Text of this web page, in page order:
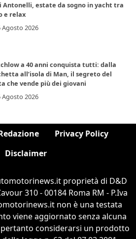
Antonelli, estate da sogno in yacht tra
e relax
Agosto 2026
a 40 anni conquista tutti: dalla
all’isola di Man, il segreto del
che vende più dei giovani
Agosto 2026
Privacy Policy
Disclaimer
proprietà di D&D
310 - 00184 Roma RM - P.Iva
non è una testata
viene aggiornato senza alcuna
considerarsi un prodotto